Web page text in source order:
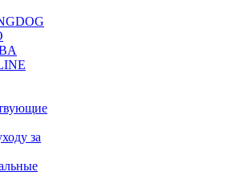
за